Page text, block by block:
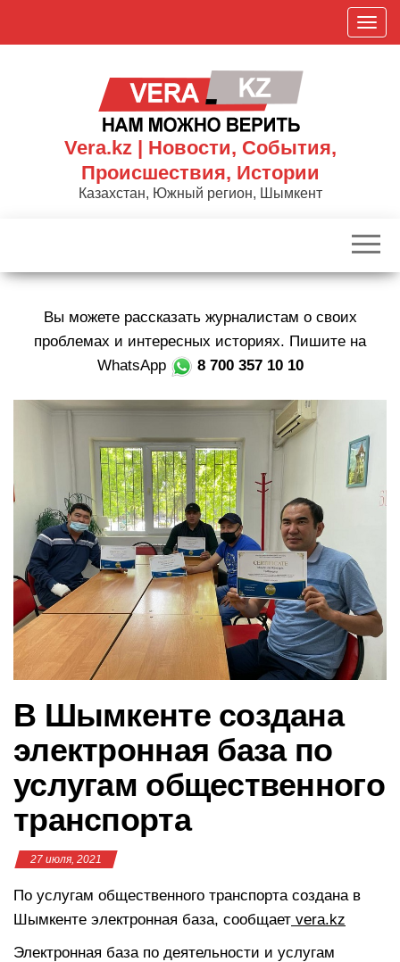
П
о
к
р
г
а
Vera.kz | Новости, События,
Происшествия, Истории
Казахстан, Южный регион, Шымкент
Вы можете рассказать журналистам о своих
проблемах и интересных историях. Пишите на
WhatsApp
8 700 357 10 10
В Шымкенте создана
электронная база по
услугам общественного
транспорта
27 июля, 2021
По услугам общественного транспорта создана в
Шымкенте электронная база, сообщает vera.kz
Электронная база по деятельности и услугам